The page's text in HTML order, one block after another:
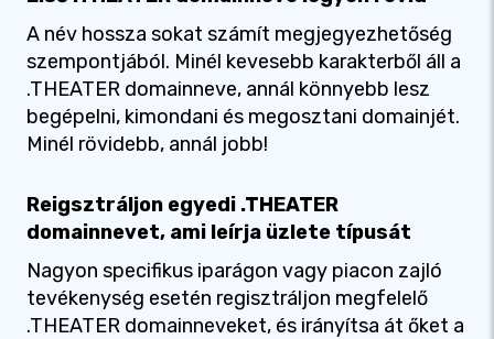
A név hossza sokat számít megjegyezhetőség
szempontjából. Minél kevesebb karakterből áll a
.THEATER domainneve, annál könnyebb lesz
begépelni, kimondani és megosztani domainjét.
Minél rövidebb, annál jobb!
Reigsztráljon egyedi .THEATER
domainnevet, ami leírja üzlete típusát
Nagyon specifikus iparágon vagy piacon zajló
tevékenység esetén regisztráljon megfelelő
.THEATER domainneveket, és irányítsa át őket a